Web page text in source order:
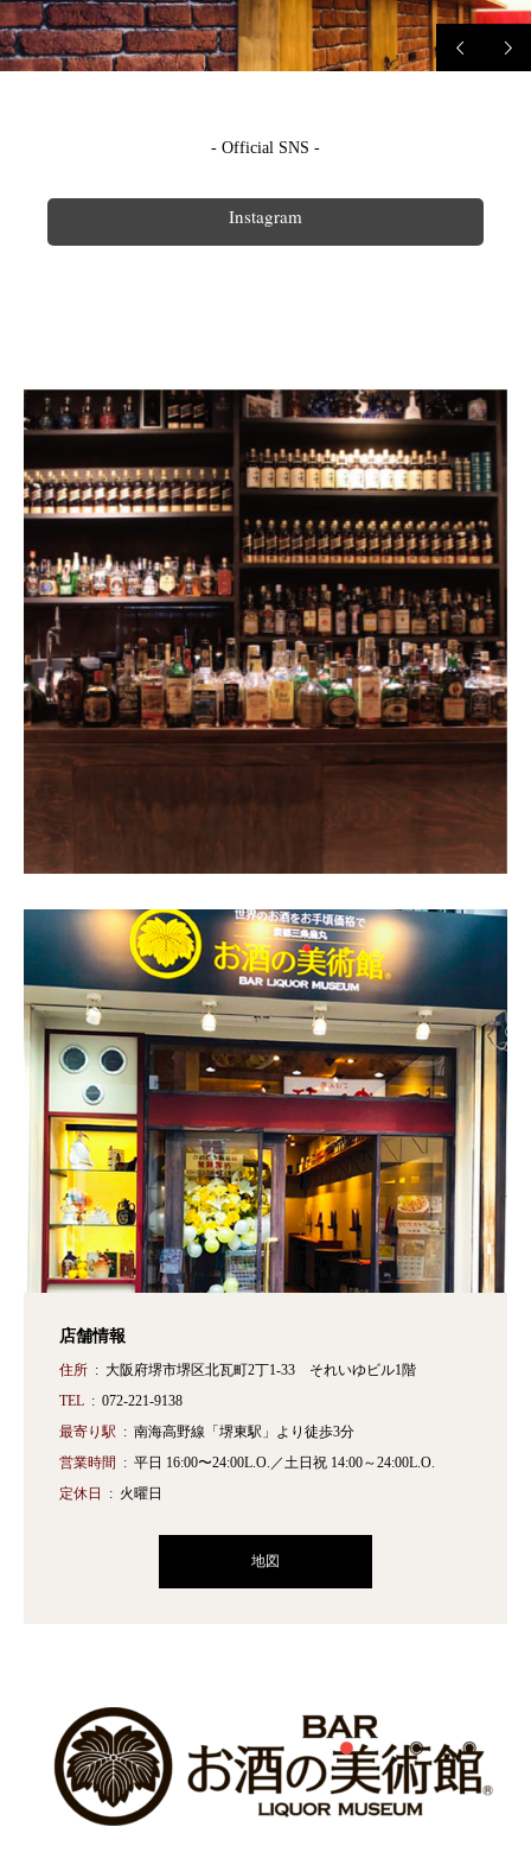
- Official SNS -
Instagram
店舗情報
住所
大阪府堺市堺区北瓦町2丁1-33 それいゆビル1階
TEL
072-221-9138
最寄り駅
南海高野線「堺東駅」より徒歩3分
営業時間
平日 16:00〜24:00L.O.／土日祝 14:00～24:00L.O.
定休日
火曜日
地図